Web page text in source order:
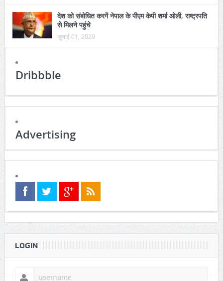
देश को संबोधित करगें नेपाल के पीएम केपी शर्मा ओली, राष्ट्रपति
से मिलने पहुंचे
जुलाई 01, 2020
Dribbble
Advertising
LOGIN